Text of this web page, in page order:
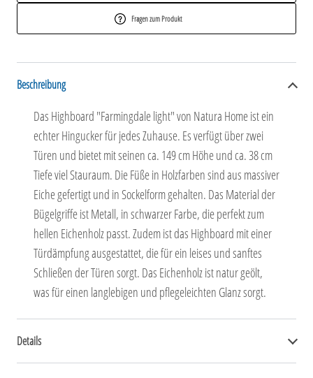
Fragen zum Produkt
Beschreibung
Das Highboard "Farmingdale light" von Natura Home ist ein
echter Hingucker für jedes Zuhause. Es verfügt über zwei
Türen und bietet mit seinen ca. 149 cm Höhe und ca. 38 cm
Tiefe viel Stauraum. Die Füße in Holzfarben sind aus massiver
Eiche gefertigt und in Sockelform gehalten. Das Material der
Bügelgriffe ist Metall, in schwarzer Farbe, die perfekt zum
hellen Eichenholz passt. Zudem ist das Highboard mit einer
Türdämpfung ausgestattet, die für ein leises und sanftes
Schließen der Türen sorgt. Das Eichenholz ist natur geölt,
was für einen langlebigen und pflegeleichten Glanz sorgt.
Details